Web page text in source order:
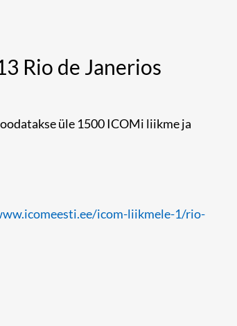
Rio de Janerios
üle 1500 ICOMi liikme ja
icom-liikmele-1/rio-